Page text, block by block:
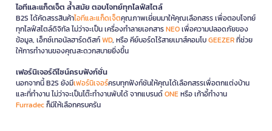
ไอทีและแก็ดเจ็ต ล้ำสมัย ตอบโจทย์ทุกไลฟ์สไตล์
B2S ได้คัดสรรสินค้าไอทีและแก็ดเจ็ตคุณภาพเยี่ยมมาให้คุณเลือกสรร เพื่อตอบโจทย์
ทุกไลฟ์สไตล์ดิจิทัล ไม่ว่าจะเป็น เครื่องทำลายเอกสารNEOเพื่อความปลอดภัยของ
ข้อมูล, เอ็กซ์เทอนัลฮาร์ดดิสก์WD, หรือ คีย์บอร์ดไร้สายเมาส์คอมโบGEEZERที่ช่วย
ให้การทำงานของคุณสะดวกสบายยิ่งขึ้น
เฟอร์นิเจอร์ดีไซน์ครบฟังก์ชั่น
นอกจากนี้ B2S ยังมีเฟอร์นิเจอร์ครบทุกฟังก์ชันให้คุณได้เลือกสรรเพื่อตกแต่งบ้าน
และที่ทำงาน ไม่ว่าจะเป็นโต๊ะทำงานพับได้ จากแบรนด์ONEหรือ เก้าอี้ทำงาน
Furradecก็มีให้เลือกครบครัน